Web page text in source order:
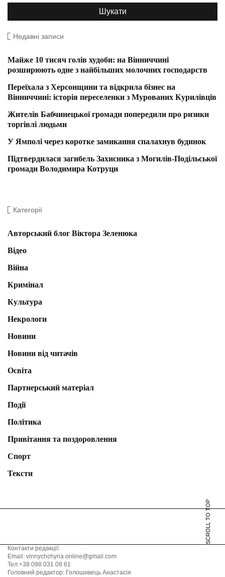
Недавні записи
Майже 10 тисяч голів худоби: на Вінниччині
розширюють одне з найбільших молочних господарств
Переїхала з Херсонщини та відкрила бізнес на
Вінниччині: історія переселенки з Мурованих Курилівців
Жителів Бабчинецької громади попередили про ризики
торгівлі людьми
У Ямполі через коротке замикання спалахнув будинок
Підтвердилася загибель Захисника з Могилів-Подільської
громади Володимира Котруци
Категорії
Авторський блог Віктора Зеленюка
Відео
Війна
Кримінал
Культура
Некрологи
Новини
Новини від читачів
Освіта
Партнерський матеріал
Події
Політика
Привітання та поздоровлення
Спорт
Тексти
SCROLL TO TOP
Контакти редакції:
Email: vinnychchyna.online@gmail.com
Тел:+38 098 031 08 61
Головний редактор: Голошивець Анастасія